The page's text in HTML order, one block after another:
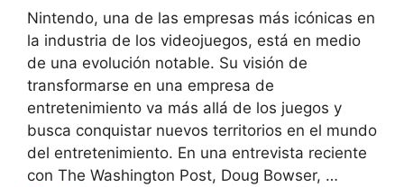
Nintendo, una de las empresas más icónicas en
la industria de los videojuegos, está en medio
de una evolución notable. Su visión de
transformarse en una empresa de
entretenimiento va más allá de los juegos y
busca conquistar nuevos territorios en el mundo
del entretenimiento. En una entrevista reciente
con The Washington Post, Doug Bowser, …